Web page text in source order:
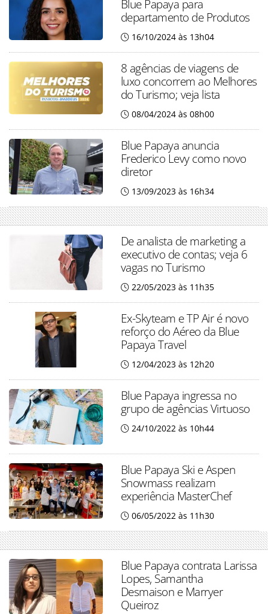
Blue Papaya para
departamento de Produtos
16/10/2024 às 13h04
8 agências de viagens de
luxo concorrem ao Melhores
do Turismo; veja lista
08/04/2024 às 08h00
Blue Papaya anuncia
Frederico Levy como novo
diretor
13/09/2023 às 16h34
De analista de marketing a
executivo de contas; veja 6
vagas no Turismo
22/05/2023 às 11h35
Ex-Skyteam e TP Air é novo
reforço do Aéreo da Blue
Papaya Travel
12/04/2023 às 12h20
Blue Papaya ingressa no
grupo de agências Virtuoso
24/10/2022 às 10h44
Blue Papaya Ski e Aspen
Snowmass realizam
experiência MasterChef
06/05/2022 às 11h30
Blue Papaya contrata Larissa
Lopes, Samantha
Desmaison e Marryer
Queiroz